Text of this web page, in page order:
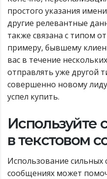
простого указания
другие релевантные
также связана с типом
примеру, бывшему
вас в течение
отправлять уже другой
совершенно новому
успел купить.
Используйте
в текстовом
Использование сильных
сообщениях может